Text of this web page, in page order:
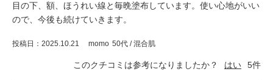
目の下、額、ほうれい線と毎晩塗布しています。使い心地がいい
ので、今後も続けていきます。
投稿日 2025.10.21 momo 50代 / 混合肌
このクチコミは参考になりましたか？ はい 5件